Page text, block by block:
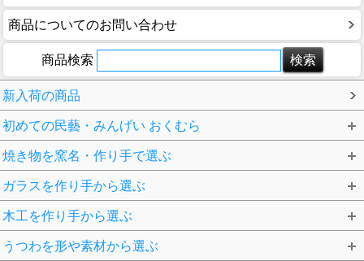
商品についてのお問い合わせ
商品検索
新入荷の商品
初めての民藝・みんげい おくむら
焼き物を窯名・作り手で選ぶ
ガラスを作り手から選ぶ
木工を作り手から選ぶ
うつわを形や素材から選ぶ